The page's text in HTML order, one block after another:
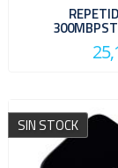
SIN STOCK